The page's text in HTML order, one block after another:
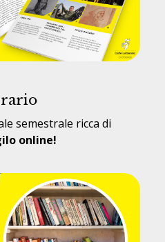
semestrale ricca di
online!